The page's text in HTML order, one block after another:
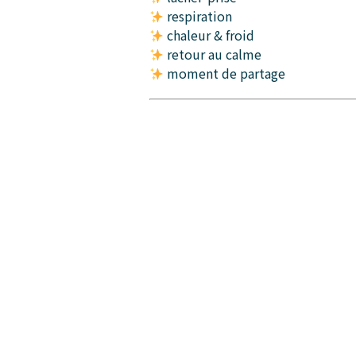
respiration
chaleur & froid
retour au calme
moment de partage